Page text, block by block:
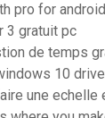
pro for
3 gratuit pc
de temps
10
une